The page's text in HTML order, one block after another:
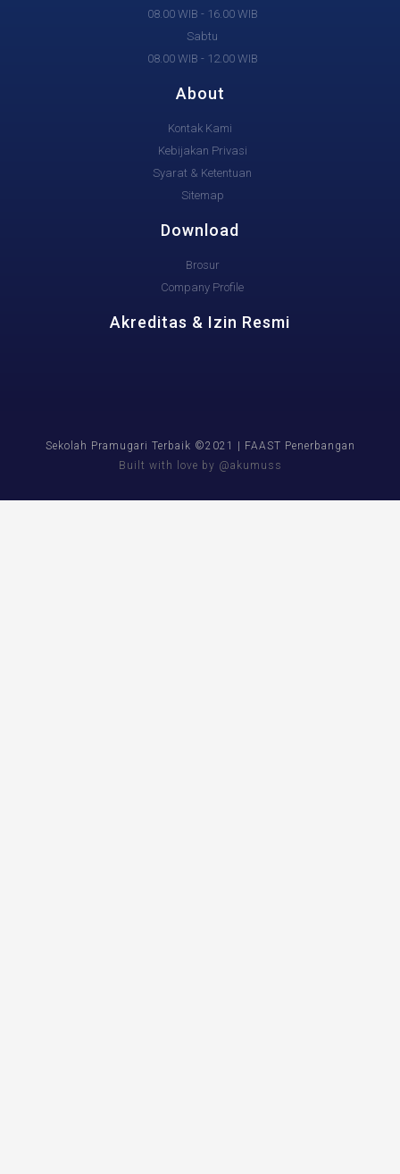
08.00 WIB - 16.00 WIB
Sabtu
08.00 WIB - 12.00 WIB
About
Kontak Kami
Kebijakan Privasi
Syarat & Ketentuan
Sitemap
Download
Brosur
Company Profile
Akreditas & Izin Resmi
Sekolah Pramugari Terbaik ©2021 | FAAST Penerbangan
Built with love by @akumuss